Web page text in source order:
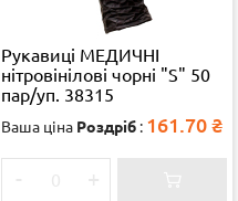
Рукавиці МЕДИЧНІ
нітровінілові чорні "S" 50
пар/уп. 38315
Ваша ціна Роздріб : 161.70 ₴